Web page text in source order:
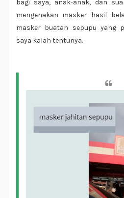
bagi saya, anak-anak, dan
mengenakan masker hasil
masker buatan sepupu yang
saya kalah tentunya.